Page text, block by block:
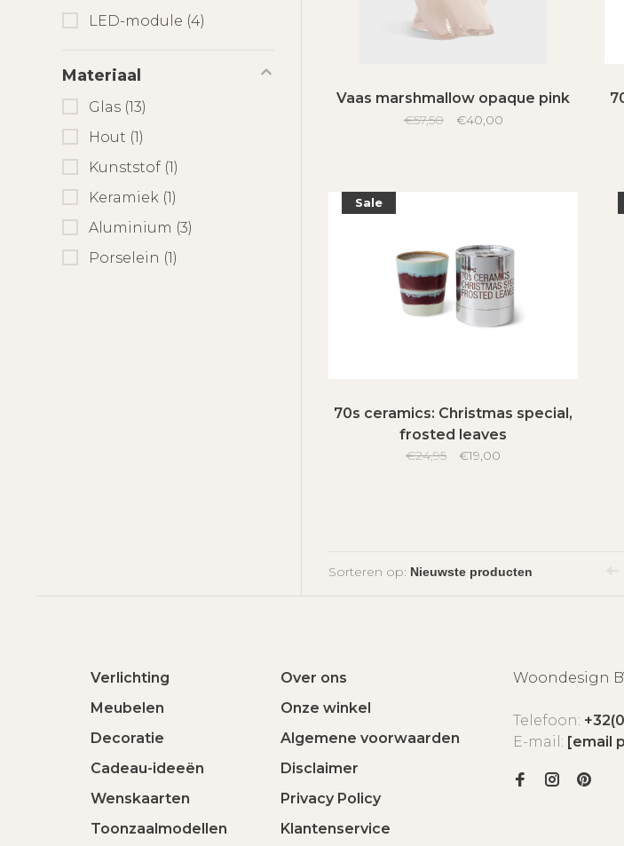
LED-module (4)
Materiaal
Glas (13)
Hout (1)
Kunststof (1)
Keramiek (1)
Aluminium (3)
Porselein (1)
Vaas marshmallow opaque pink
€57,50 €40,00
Sale
70s ceramics: Christmas special,
frosted leaves
€24,95 €19,00
Sorteren op:
Verlichting
Meubelen
Decoratie
Cadeau-ideeën
Wenskaarten
Toonzaalmodellen
Over ons
Onze winkel
Algemene voorwaarden
Disclaimer
Privacy Policy
Klantenservice
Woondesign
Telefoon:
E-mail: [email